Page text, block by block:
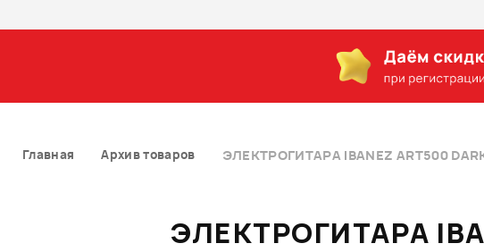
Главная Архив товаров ЭЛЕКТРОГИТАРА IBANEZ ART500
ЭЛЕКТРОГИТАРА